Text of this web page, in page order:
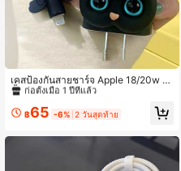
เคสป้องกันสายชาร์จ Apple 18/20w 1
ชิ้น เคสป้องกันสายชาร์จมาตรฐาน US
3/14/15/16 ตัวป้องกันสายชาร์จ ตัวป้อ
ก่อตั้งเมื่อ 1 ปีที่แล้ว
#10 ขายดี
ก่อตั้งเมื่อ 1 ปีที่แล้ว
#10 ขายดี
ก่อตั้งเมื่อ 1 ปีที่แล้ว
#10 ขายดี
ก่อตั้งเมื่อ 1 ปีที่แล้ว
฿65 -6% 2 วันสุดท้าย